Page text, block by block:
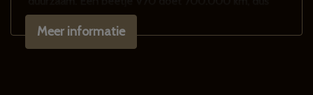
Elektrisch glazen schuif-/kanteldak
Getint glas
dan is deze net op de helft..
We hebben de auto uitvoerig onder handen
genomen, we zijn met onze auto's altijd 2 tot 4
Meer informatie